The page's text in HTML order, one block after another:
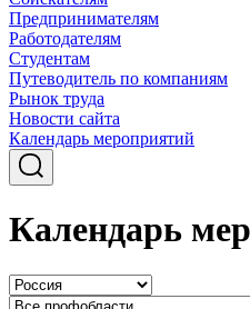
Предпринимателям
Работодателям
Студентам
Путеводитель по компаниям
Рынок труда
Новости сайта
Календарь мероприятий
Календарь